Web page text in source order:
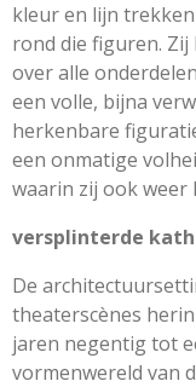
kleur en lijn
rond die figuren.
over alle
een volle, bijna
herkenbare
een onmatige
waarin zij ook weer
versplinterde
De
theaterscènes
jaren negentig tot
vormenwereld van